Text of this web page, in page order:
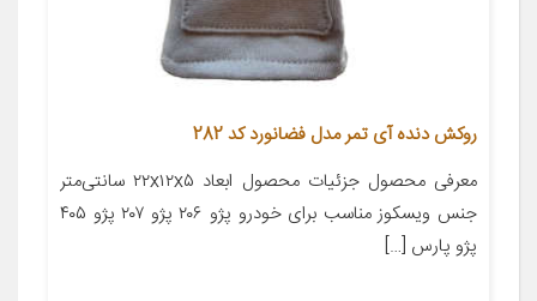
روکش دنده آی تمر مدل فضانورد کد 282
معرفی محصول جزئیات محصول ابعاد ۲۲x۱۲x۵ سانتی‌متر
جنس ویسکوز مناسب برای خودرو پژو ۲۰۶ پژو ۲۰۷ پژو ۴۰۵
پژو پارس […]